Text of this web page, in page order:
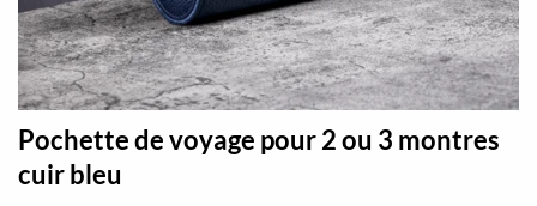
Pochette de voyage pour 2 ou 3 montres
cuir bleu